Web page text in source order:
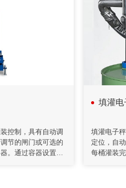
系统中的应用
控过程中，采用计算机技术和PID
、设计、控制、管理等功能。配料
后重量差值转变为瞬时流量信号，
并进行物料累计积算管理。具有测
量装置送至搅拌桶，通过调节给料
管上装有流量计对水量进行计量，
控制，具有自动调
节的闸门或可选的
。通过容器设置闸
填灌电
填灌电子
定位，自
每桶灌装